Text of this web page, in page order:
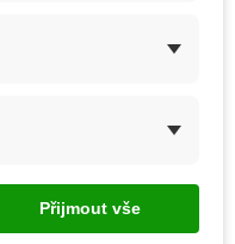
neměla příliš kolísat.
Přijmout vše